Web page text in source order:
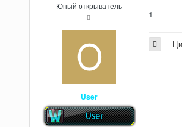
Юный открыватель
User
1